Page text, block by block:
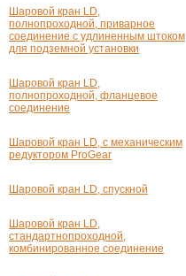
Шаровой кран LD,
полнопроходной, приварное
соединение с удлиненным штоком
для подземной установки
Шаровой кран LD,
полнопроходной, фланцевое
соединение
Шаровой кран LD, с механическим
редуктором ProGear
Шаровой кран LD, спускной
Шаровой кран LD,
стандартнопроходной,
комбинированное соединение